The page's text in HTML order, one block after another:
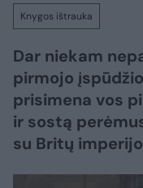
Knygos ištrauka
Dar niekam
pirmojo
prisimena vos
ir sostą
su Britų